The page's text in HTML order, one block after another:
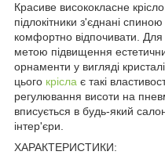
Красиве висококласне
підлокітники з'єднані
комфортно відпочивати. Для
метою підвищення
орнаменти у вигляді
цього крісла є такі
регулювання висоти на
вписується в будь-який
інтер'єри.
ХАРАКТЕРИСТИКИ: